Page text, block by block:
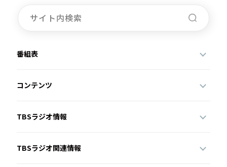
番組表
コンテンツ
TBSラジオ情報
TBSラジオ関連情報